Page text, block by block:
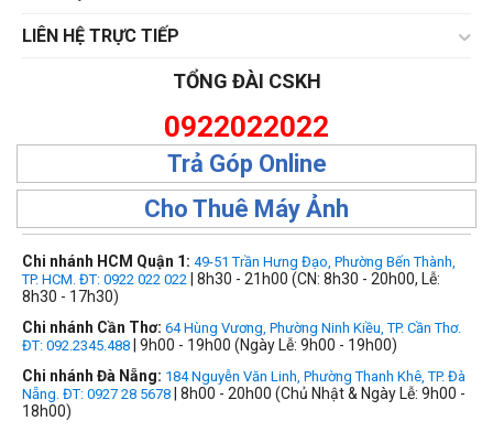
LIÊN HỆ TRỰC TIẾP
TỔNG ĐÀI CSKH
0922022022
Trả Góp Online
Cho Thuê Máy Ảnh
Chi nhánh HCM Quận 1: 49-51 Trần Hưng Đạo, Phường Bến Thành,
TP. HCM. ĐT: 0922 022 022 | 8h30 - 21h00 (CN: 8h30 - 20h00, Lễ:
8h30 - 17h30)
Chi nhánh Cần Thơ: 64 Hùng Vương, Phường Ninh Kiều, TP. Cần Thơ.
ĐT: 092.2345.488 | 9h00 - 19h00 (Ngày Lễ: 9h00 - 19h00)
Chi nhánh Đà Nẵng: 184 Nguyễn Văn Linh, Phường Thanh Khê, TP. Đà
Nẵng. ĐT: 0927 28 5678 | 8h00 - 20h00 (Chủ Nhật & Ngày Lễ: 9h00 -
18h00)